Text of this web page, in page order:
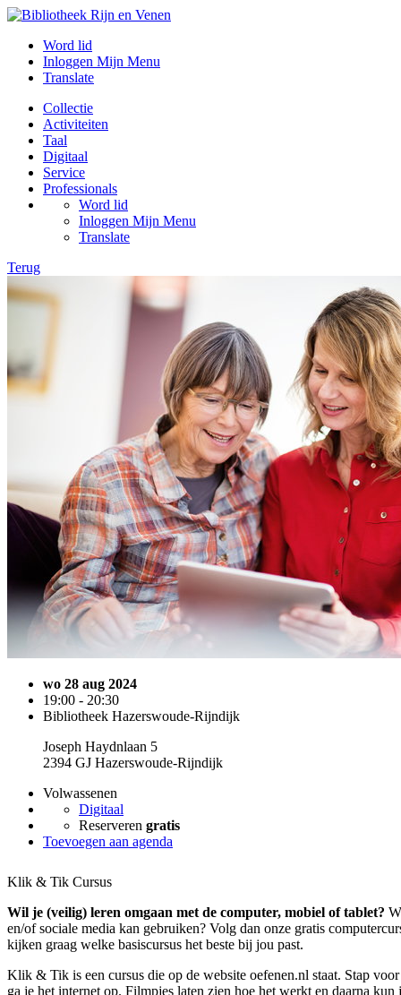
Word lid
Inloggen Mijn Menu
Translate
Collectie
Activiteiten
Taal
Digitaal
Service
Professionals
Word lid
Inloggen Mijn Menu
Translate
Terug
wo 28 aug 2024
19:00 - 20:30
Bibliotheek Hazerswoude-Rijndijk
Joseph Haydnlaan 5
2394 GJ Hazerswoude-Rijndijk
Volwassenen
Digitaal
Reserveren gratis
Toevoegen aan agenda
Klik & Tik Cursus
Wil je (veilig) leren omgaan met de computer, mobiel of tablet?
en/of sociale media kan gebruiken? Volg dan onze gratis
kijken graag welke basiscursus het beste bij jou past.
Klik & Tik is een cursus die op de website oefenen.nl staat. Stap
ga je het internet op. Filmpjes laten zien hoe het werkt en daarna kun